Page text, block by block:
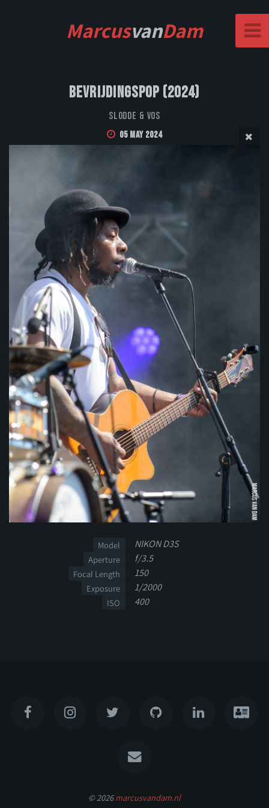
MarcusvanDam
Bevrijdingspop (2024)
Slodde & Vos
05 May 2024
Model NIKON D3S
Aperture f/3.5
Focal Length 150
Exposure 1/2000
ISO 400
© 2026marcusvandam.nl